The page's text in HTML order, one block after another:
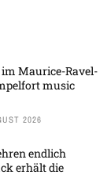
Maurice-Ravel-
music
2026
endlich
erhält die